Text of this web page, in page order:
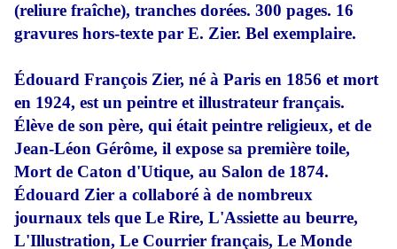
(reliure fraîche), tranches dorées. 300 pages. 16
gravures hors-texte par E. Zier. Bel exemplaire.
Édouard François Zier, né à Paris en 1856 et mort
en 1924, est un peintre et illustrateur français.
Élève de son père, qui était peintre religieux, et de
Jean-Léon Gérôme, il expose sa première toile,
Mort de Caton d'Utique, au Salon de 1874.
Édouard Zier a collaboré à de nombreux
journaux tels que Le Rire, L'Assiette au beurre,
L'Illustration, Le Courrier français, Le Monde